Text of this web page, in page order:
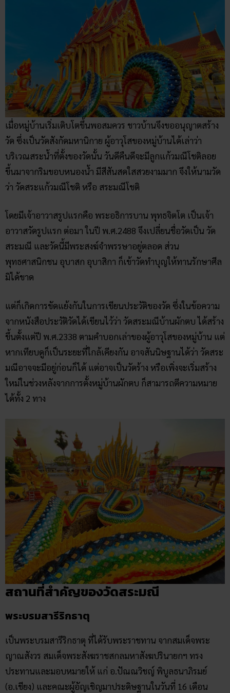
เมื่อหมู่บ้านเริ่มเติบโตขึ้นพอสมควร ชาวบ้านจึงขออนุญาตสร้าง
วัด ซึ่งเป็นวัดสังกัดมหานิกาย ผู้อาวุโสของหมู่บ้านได้เล่าว่า
บริเวณสระน้ำที่ตั้งของวัดนั้น วันดีคืนดีจะมีลูกแก้วมณีโชติลอย
ขึ้นมาจากริมขอบหนองน้ำ มีสีสันสดใสสวยงามมาก จึงให้นามวัด
ว่า วัดสระแก้วมณีโชติ หรือ สระมณีโชติ
โดยมีเจ้าอาวาสรูปแรกคือ พระอธิการบาน พุทธจิตโต เป็นเจ้า
อาวาสวัดรูปแรก ต่อมา ในปี พ.ศ.2488 จึงเปลี่ยนชื่อวัดเป็น วัด
สระมณี และวัดนี้มีพระสงฆ์จำพรรษาอยู่ตลอด ส่วน
พุทธศาสนิกชน อุบาสก อุบาสิกา ก็เข้าวัดทำบุญให้ทานรักษาศีล
มิได้ขาด
แต่ก็เกิดการขัดแย้งกันในการเขียนประวัติของวัด ซึ่งในข้อความ
จากหนังสือประวัติวัดได้เขียนไว้ว่า วัดสระมณีบ้านผักตบ ได้สร้าง
ขึ้นตั้งแต่ปี พ.ศ.2338 ตามคำบอกเล่าของผู้อาวุโสของหมู่บ้าน แต่
หากเทียบดูก็เป็นระยะที่ใกล้เคียงกัน อาจสันนิษฐานได้ว่า วัดสระ
มณีอาจจะมีอยู่ก่อนก็ได้ แต่อาจเป็นวัดร้าง หรือเพิ่งจะเริ่มสร้าง
ใหม่ในช่วงหลังจากการตั้งหมู่บ้านผักตบ ก็สามารถตีความหมาย
ได้ทั้ง 2 ทาง
สถานที่สำคัญของวัดสระมณี
พระบรมสารีริกธาตุ
เป็นพระบรมสารีริกธาตุ ที่ได้รับพระราชทาน จากสมเด็จพระ
ญาณสังวร สมเด็จพระสังฆราชสกลมหาสังฆปรินายกฯ ทรง
ประทานและมอบหมายให้ แก่ อ.ปัณณวิชญ์ พิบูลธนาภิรมย์
(อ.เชียง) และคณะผู้อัญเชิญมาประดิษฐานในวันที่ 16 เดือน